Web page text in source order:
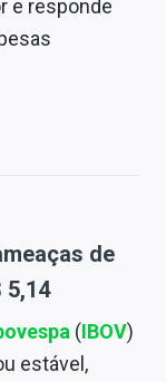
e responde
de
5,14
(IBOV)
estável,